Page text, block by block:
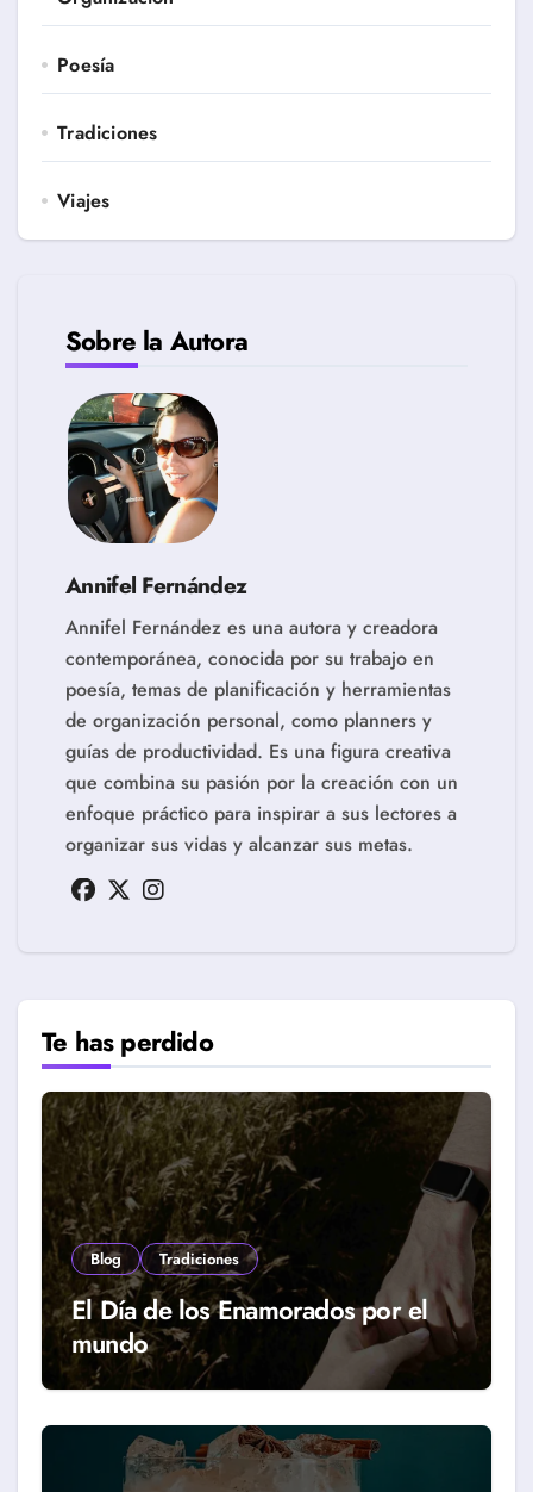
Poesía
Tradiciones
Viajes
Sobre la Autora
Annifel Fernández
Annifel Fernández es una autora y creadora
contemporánea, conocida por su trabajo en
poesía, temas de planificación y herramientas
de organización personal, como planners y
guías de productividad. Es una figura creativa
que combina su pasión por la creación con un
enfoque práctico para inspirar a sus lectores a
organizar sus vidas y alcanzar sus metas.
Te has perdido
Blog Tradiciones
El Día de los Enamorados por el
mundo